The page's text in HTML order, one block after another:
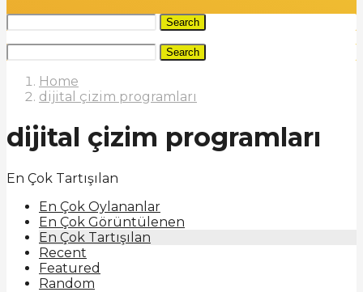
Search
Search
Home
dijital çizim programları
dijital çizim programları
En Çok Tartışılan
En Çok Oylananlar
En Çok Görüntülenen
En Çok Tartışılan
Recent
Featured
Random